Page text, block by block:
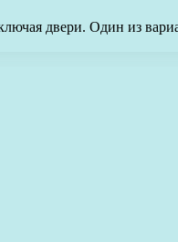
двери. Один из